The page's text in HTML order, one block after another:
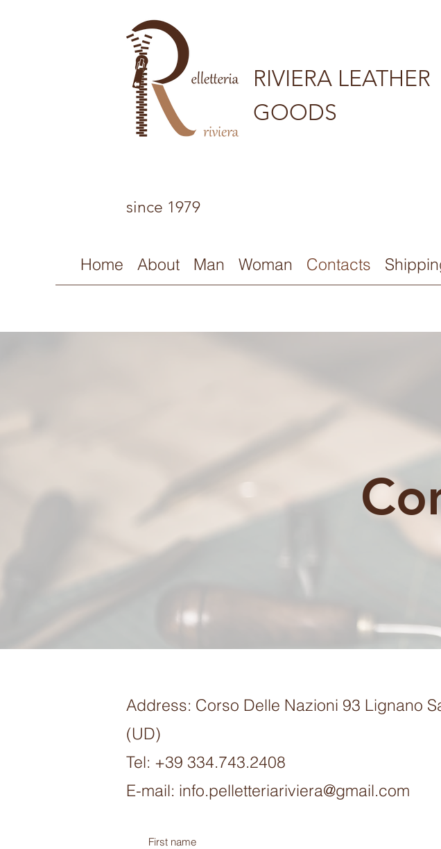
since 1979
RIVIERA LEATHER
GOODS
Home About Man Woman Contacts
Address: Corso Delle Nazioni 93 Lignano
(UD)
Tel: +39 334.743.2408
E-mail: info.pelletteriariviera@gmail.com